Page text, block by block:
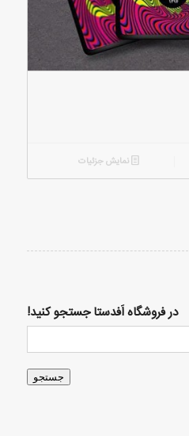
نمایش جزئیات
در فروشگاه اَفدستا جستجو کنید!
جستجو